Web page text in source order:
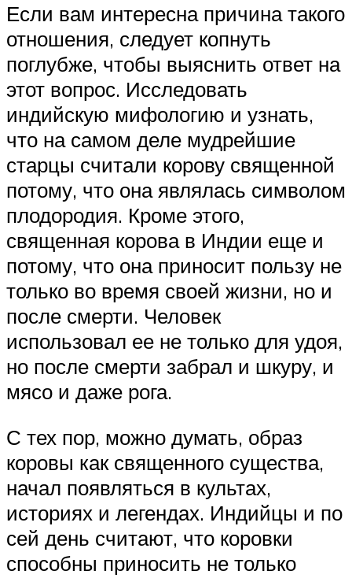
Если вам интересна причина такого
отношения, следует копнуть
поглубже, чтобы выяснить ответ на
этот вопрос. Исследовать
индийскую мифологию и узнать,
что на самом деле мудрейшие
старцы считали корову священной
потому, что она являлась символом
плодородия. Кроме этого,
священная корова в Индии еще и
потому, что она приносит пользу не
только во время своей жизни, но и
после смерти. Человек
использовал ее не только для удоя,
но после смерти забрал и шкуру, и
мясо и даже рога.
С тех пор, можно думать, образ
коровы как священного существа,
начал появляться в культах,
историях и легендах. Индийцы и по
сей день считают, что коровки
способны приносить не только